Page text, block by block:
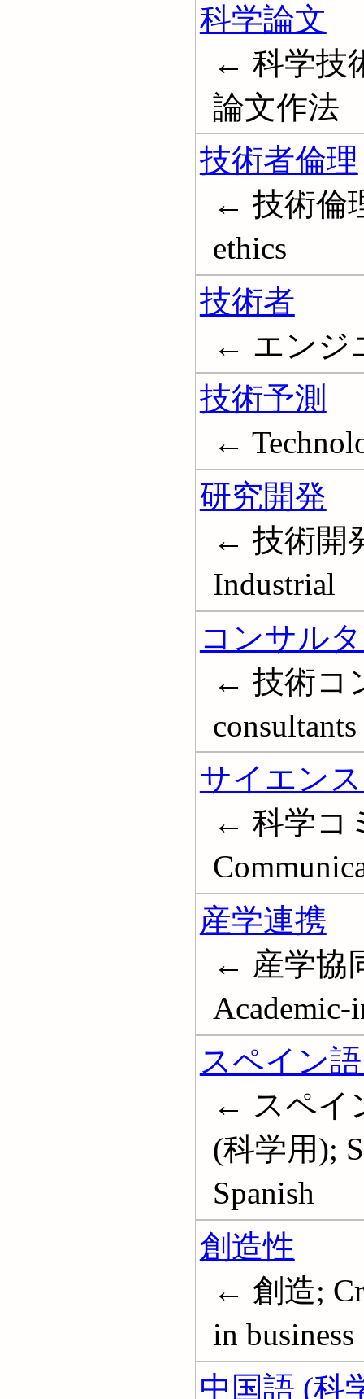
科学論文
← 科学技
論文作法
技術者倫理
← 技術倫
ethics
技術者
← エンジ
技術予測
←
研究開発
← 技術開
Industrial
コンサル
← 技術コ
consultants
サイエン
← 科学コ
産学連携
← 産学協
Academic-
スペイン
← スペイ
(科学用);
Spanish
創造性
← 創造;
in business
中国語 (科